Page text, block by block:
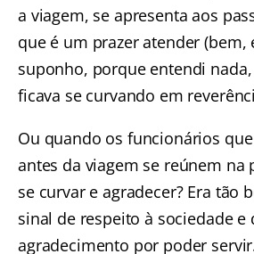
a viagem, se apresenta aos
que é um prazer atender (bem,
suponho, porque entendi
ficava se curvando em
Ou quando os funcionários
antes da viagem se reúnem na
se curvar e agradecer? Era tão
sinal de respeito à sociedade e
agradecimento por poder